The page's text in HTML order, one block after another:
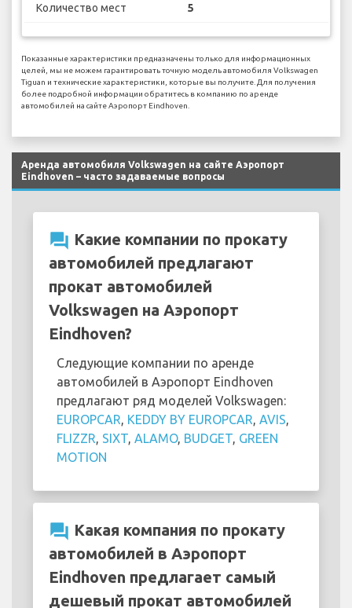
Количество мест 5
Показанные характеристики предназначены только для информационных
целей, мы не можем гарантировать точную модель автомобиля Volkswagen
Tiguan и технические характеристики, которые вы получите. Для получения
более подробной информации обратитесь в компанию по аренде
автомобилей на сайте Аэропорт Eindhoven.
Аренда автомобиля Volkswagen на сайте Аэропорт
Eindhoven – часто задаваемые вопросы
question_answer Какие компании по прокату
автомобилей предлагают
прокат автомобилей
Volkswagen на Аэропорт
Eindhoven?
Следующие компании по аренде
автомобилей в Аэропорт Eindhoven
предлагают ряд моделей Volkswagen:
EUROPCAR, KEDDY BY EUROPCAR, AVIS,
FLIZZR, SIXT, ALAMO, BUDGET, GREEN
MOTION
question_answer Какая компания по прокату
автомобилей в Аэропорт
Eindhoven предлагает самый
дешевый прокат автомобилей